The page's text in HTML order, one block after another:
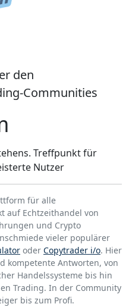
den
Communities
Treffpunkt für
Nutzer
für alle
auf Echtzeithandel von
und Crypto
vieler populärer
oder Copytrader i/o. Hier
kompetente Antworten, von
Handelssysteme bis hin
Trading. In der Community
bis zum Profi.